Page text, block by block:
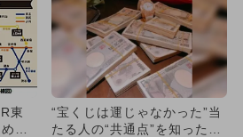
東
ぐ
“宝くじは運じゃなかった”当
たる人の“共通点”を知っただ